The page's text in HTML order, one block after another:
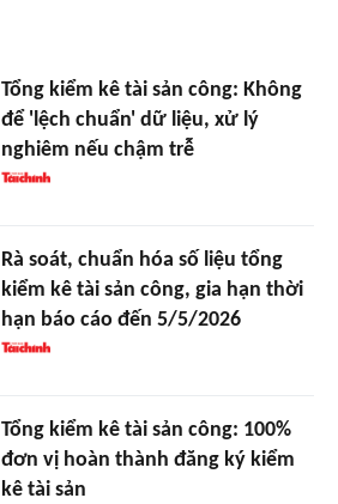
Tổng kiểm kê tài sản công: Không
để 'lệch chuẩn' dữ liệu, xử lý
nghiêm nếu chậm trễ
Rà soát, chuẩn hóa số liệu tổng
kiểm kê tài sản công, gia hạn thời
hạn báo cáo đến 5/5/2026
Tổng kiểm kê tài sản công: 100%
đơn vị hoàn thành đăng ký kiểm
kê tài sản